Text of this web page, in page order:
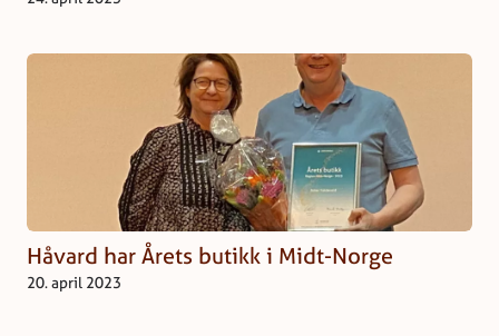
Håvard har Årets butikk i Midt-Norge
20. april 2023